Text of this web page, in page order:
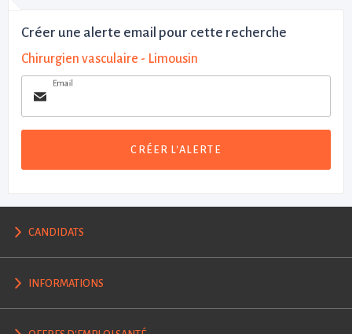
Créer une alerte email pour cette recherche
Chirurgien vasculaire - Limousin
Email
CRÉER L'ALERTE
CANDIDATS
INFORMATIONS